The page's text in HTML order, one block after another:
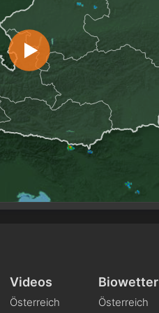
Videos
Österreich
Biowetter
Österreich